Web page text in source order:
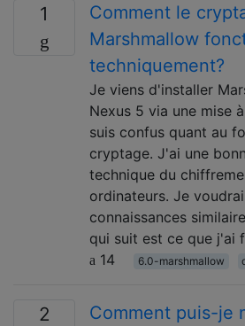
1
Comment le
Marshmallow
techniquement?
Je viens d'installer
Nexus 5 via une mise
suis confus quant au
cryptage. J'ai une
technique du
ordinateurs. Je
connaissances
qui suit est ce que j'ai
14
6.0-marshmallow
2
Comment puis-je